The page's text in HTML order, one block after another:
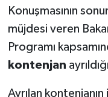
Konuşmasının
müjdesi veren
Programı
kontenjan
Ayrılan kontenjanın